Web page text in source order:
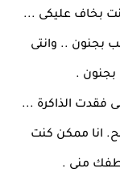
بخاف عليكى ...
بجنون .. وانتى
بجنون .
فقدت الذاكرة ...
انا ممكن كنت
منى .